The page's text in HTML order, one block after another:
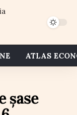
ATLAS
șase